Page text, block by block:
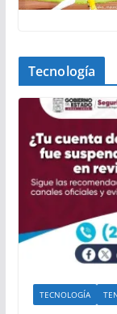
Tecnología
TECNOLOGÍA